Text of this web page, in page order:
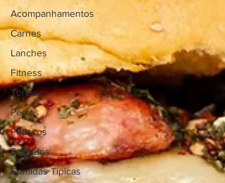
Acompanhamentos
Carnes
Lanches
Fitness
Tortas
Peixes
Petiscos
Salgados
Comidas Típicas